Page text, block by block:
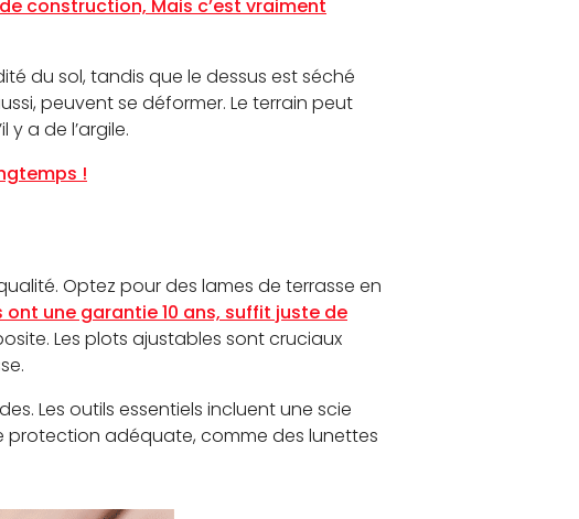
construction, Mais c’est vraiment
du sol, tandis que le dessus est séché
peuvent se déformer. Le terrain peut
a de l’argile.
!
Optez pour des lames de terrasse en
une garantie 10 ans, suffit juste de
Les plots ajustables sont cruciaux
Les outils essentiels incluent une scie
protection adéquate, comme des lunettes